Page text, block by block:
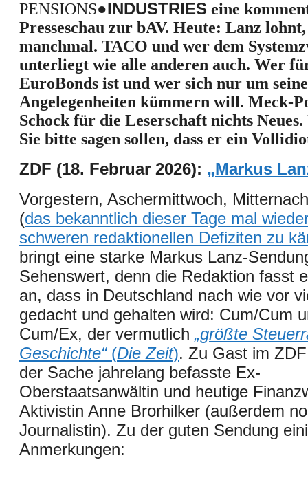
PENSIONS●INDUSTRIES eine
Presseschau zur bAV. Heute: Lanz
manchmal. TACO und wer dem
unterliegt wie alle anderen auch. Wer
EuroBonds ist und wer sich nur um seine
Angelegenheiten kümmern will. Meck-
Schock für die Leserschaft nichts
Sie bitte sagen sollen, dass er ein
ZDF (18. Februar 2026): „Markus
Vorgestern, Aschermittwoch,
(das bekanntlich dieser Tage mal
schweren redaktionellen Defiziten zu
bringt eine starke Markus Lanz-
Sehenswert, denn die Redaktion fasst
an, dass in Deutschland nach wie vor
gedacht und gehalten wird: Cum/Cum
Cum/Ex, der vermutlich „größte
Geschichte“ (Die Zeit). Zu Gast im
der Sache jahrelang befasste Ex-
Oberstaatsanwältin und heutige
Aktivistin Anne Brorhilker (außerdem
Journalistin). Zu der guten Sendung
Anmerkungen: